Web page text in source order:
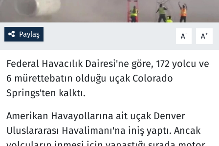
Paylaş A- A+
Federal Havacılık Dairesi'ne göre, 172 yolcu ve
6 mürettebatın olduğu uçak Colorado
Springs'ten kalktı.
Amerikan Havayollarına ait uçak Denver
Uluslararası Havalimanı'na iniş yaptı. Ancak
Savunma Sanayi
Seçim 2023
Spor
Teknoloji ve Bilim
Televizyon